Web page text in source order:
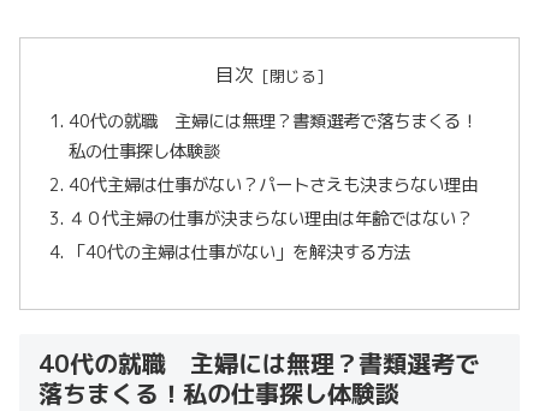
目次
40代の就職 主婦には無理？書類選考で落ちまくる！
私の仕事探し体験談
40代主婦は仕事がない？パートさえも決まらない理由
４０代主婦の仕事が決まらない理由は年齢ではない？
「40代の主婦は仕事がない」を解決する方法
40代の就職 主婦には無理？書類選考で
落ちまくる！私の仕事探し体験談